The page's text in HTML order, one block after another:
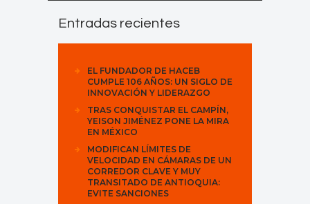
Entradas recientes
EL FUNDADOR DE HACEB
CUMPLE 106 AÑOS: UN SIGLO DE
INNOVACIÓN Y LIDERAZGO
TRAS CONQUISTAR EL CAMPÍN,
YEISON JIMÉNEZ PONE LA MIRA
EN MÉXICO
MODIFICAN LÍMITES DE
VELOCIDAD EN CÁMARAS DE UN
CORREDOR CLAVE Y MUY
TRANSITADO DE ANTIOQUIA:
EVITE SANCIONES